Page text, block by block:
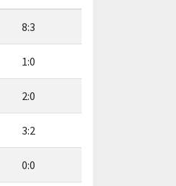
8:3
1:0
2:0
3:2
0:0